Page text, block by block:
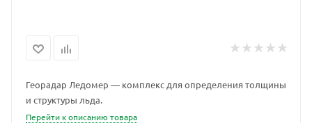
Георадар Ледомер — комплекс для определения толщины
и структуры льда.
Перейти к описанию товара